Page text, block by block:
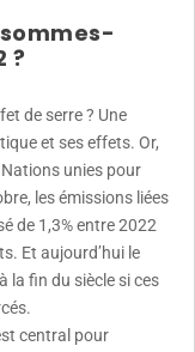
?
de serre ? Une
et ses effets. Or,
unies pour
les émissions liées
de 1,3% entre 2022
Et aujourd’hui le
la fin du siècle si ces
central pour